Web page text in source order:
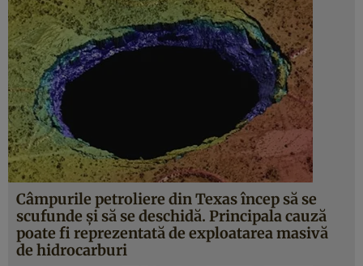
Câmpurile petroliere din Texas încep să se
scufunde şi să se deschidă. Principala cauză
poate fi reprezentată de exploatarea masivă
de hidrocarburi